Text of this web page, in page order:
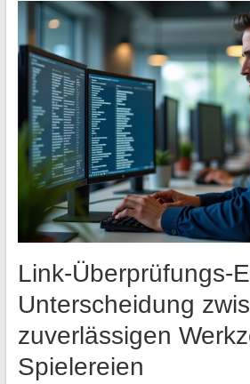
Link-Überprüfungs-
Unterscheidung
zuverlässigen
Spielereien